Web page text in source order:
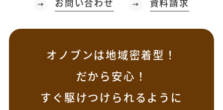
オノブンは地域密着型！
だから安心！
すぐ駆けつけられるように